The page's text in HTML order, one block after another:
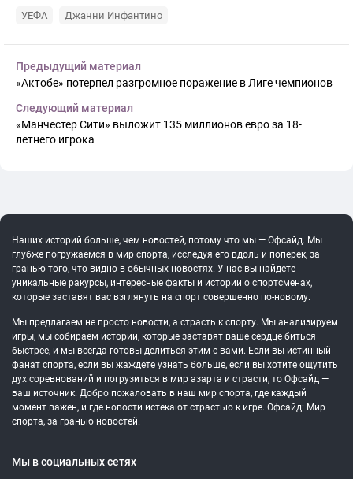
УЕФА Джанни Инфантино
Предыдущий материал
«Актобе» потерпел разгромное поражение в Лиге чемпионов
Следующий материал
«Манчестер Сити» выложит 135 миллионов евро за 18-
летнего игрока
Наших историй больше, чем новостей, потому что мы — Офсайд. Мы
глубже погружаемся в мир спорта, исследуя его вдоль и поперек, за
гранью того, что видно в обычных новостях. У нас вы найдете
уникальные ракурсы, интересные факты и истории о спортсменах,
которые заставят вас взглянуть на спорт совершенно по-новому.
Мы предлагаем не просто новости, а страсть к спорту. Мы анализируем
игры, мы собираем истории, которые заставят ваше сердце биться
быстрее, и мы всегда готовы делиться этим с вами. Если вы истинный
фанат спорта, если вы жаждете узнать больше, если вы хотите ощутить
дух соревнований и погрузиться в мир азарта и страсти, то Офсайд —
ваш источник. Добро пожаловать в наш мир спорта, где каждый
момент важен, и где новости истекают страстью к игре. Офсайд: Мир
спорта, за гранью новостей.
Мы в социальных сетях